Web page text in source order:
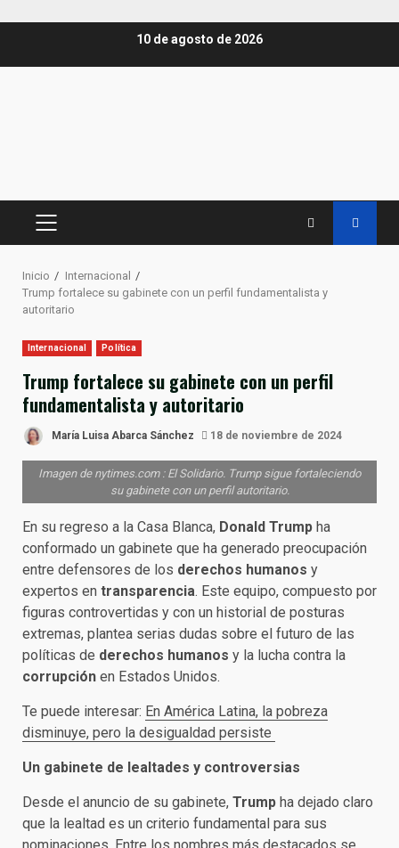
10 de agosto de 2026
MENÚ
Inicio
Internacional
Trump fortalece su gabinete con un perfil fundamentalista y
autoritario
Internacional Política
Trump fortalece su gabinete con un perfil
fundamentalista y autoritario
María Luisa Abarca Sánchez 18 de noviembre de 2024
Imagen de nytimes.com : El Solidario. Trump sigue fortaleciendo
su gabinete con un perfil autoritario.
En su regreso a la Casa Blanca, Donald Trump ha
conformado un gabinete que ha generado preocupación
entre defensores de los derechos humanos y
expertos en transparencia. Este equipo, compuesto por
figuras controvertidas y con un historial de posturas
extremas, plantea serias dudas sobre el futuro de las
políticas de derechos humanos y la lucha contra la
corrupción en Estados Unidos.
Te puede interesar: En América Latina, la pobreza
disminuye, pero la desigualdad persiste
Un gabinete de lealtades y controversias
Desde el anuncio de su gabinete, Trump ha dejado claro
que la lealtad es un criterio fundamental para sus